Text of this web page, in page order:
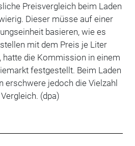
Preisvergleich beim Laden
Dieser müsse auf einer
basieren, wie es
mit dem Preis je Liter
hatte die Kommission in einem
festgestellt. Beim Laden
erschwere jedoch die Vielzahl
(dpa)